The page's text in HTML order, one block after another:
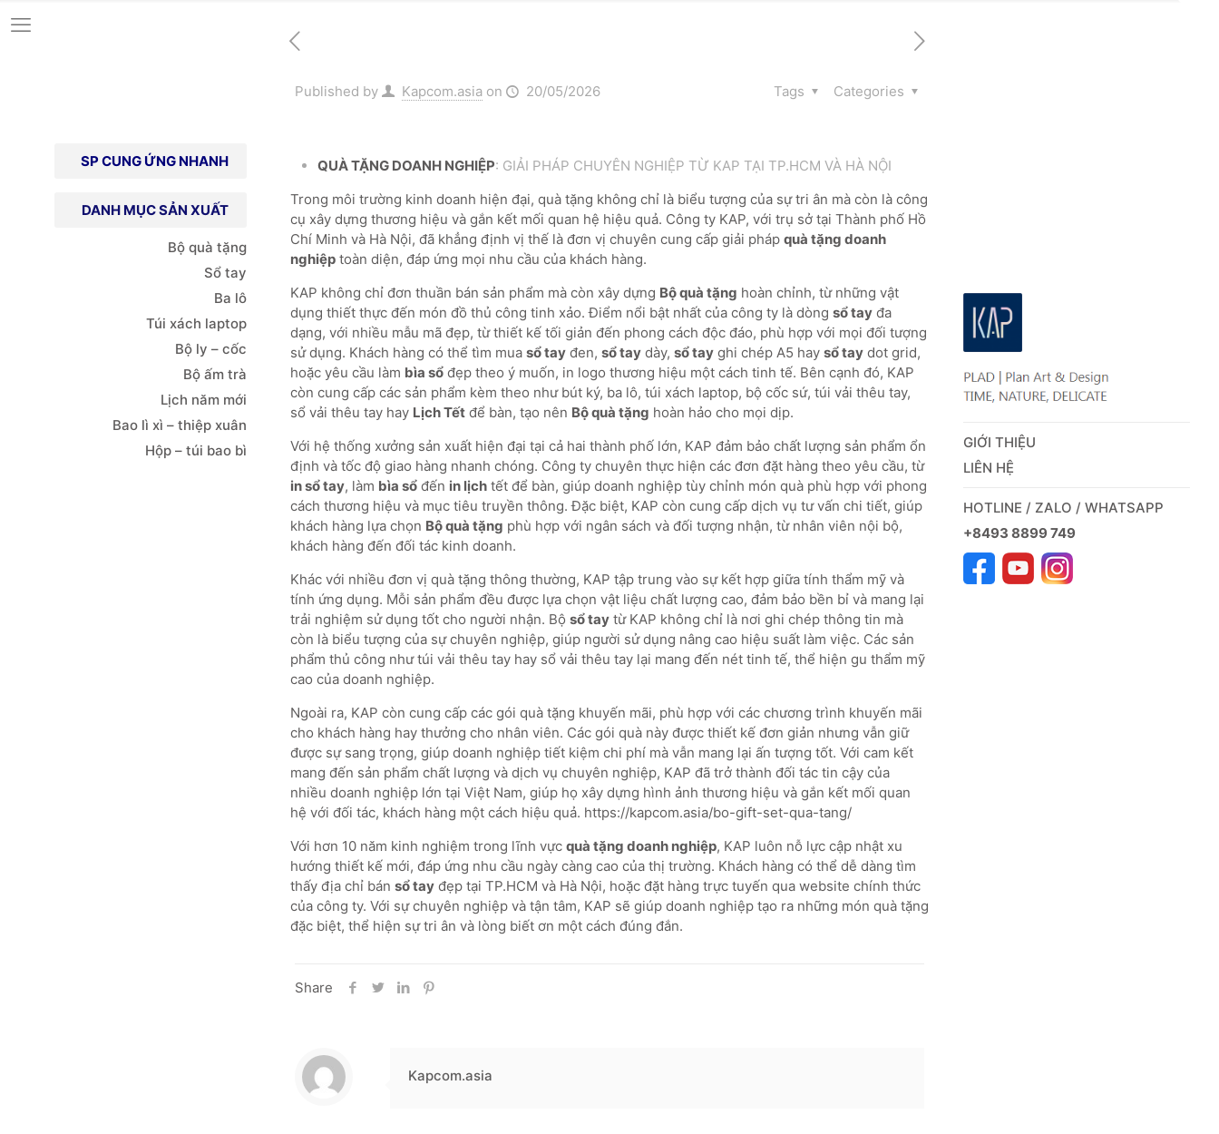
Published by Kapcom.asia on 20/05/2026 Categories
Tags
QUÀ TẶNG DOANH NGHIỆP: GIẢI PHÁP CHUYÊN NGHIỆP TỪ KAP TẠI TP.HCM VÀ HÀ NỘI
Trong môi trường kinh doanh hiện đại, quà tặng không chỉ là biểu tượng của sự tri ân mà còn là công
cụ xây dựng thương hiệu và gắn kết mối quan hệ hiệu quả. Công ty KAP, với trụ sở tại Thành phố Hồ
Chí Minh và Hà Nội, đã khẳng định vị thế là đơn vị chuyên cung cấp giải pháp quà tặng doanh
nghiệptoàn diện, đáp ứng mọi nhu cầu của khách hàng.
KAP không chỉ đơn thuần bán sản phẩm mà còn xây dựng Bộ quà tặng hoàn chỉnh, từ những vật
dụng thiết thực đến món đồ thủ công tinh xảo. Điểm nổi bật nhất của công ty là dòng sổ tayđa
dạng, với nhiều mẫu mã đẹp, từ thiết kế tối giản đến phong cách độc đáo, phù hợp với mọi đối tượng
sử dụng. Khách hàng có thể tìm mua sổ tayđen, sổ taydày, sổ tayghi chép A5 hay sổ taydot grid,
hoặc yêu cầu làm bìa sổđẹp theo ý muốn, in logo thương hiệu một cách tinh tế. Bên cạnh đó, KAP
còn cung cấp các sản phẩm kèm theo như bút ký, ba lô, túi xách laptop, bộ cốc sứ, túi vải thêu tay,
sổ vải thêu tay hay Lịch Tếtđể bàn, tạo nên Bộ quà tặng hoàn hảo cho mọi dịp.
Với hệ thống xưởng sản xuất hiện đại tại cả hai thành phố lớn, KAP đảm bảo chất lượng sản phẩm ổn
định và tốc độ giao hàng nhanh chóng. Công ty chuyên thực hiện các đơn đặt hàng theo yêu cầu, từ
in sổ tay, làm bìa sổđến in lịchtết để bàn, giúp doanh nghiệp tùy chỉnh món quà phù hợp với phong
cách thương hiệu và mục tiêu truyền thông. Đặc biệt, KAP còn cung cấp dịch vụ tư vấn chi tiết, giúp
khách hàng lựa chọn Bộ quà tặng phù hợp với ngân sách và đối tượng nhận, từ nhân viên nội bộ,
khách hàng đến đối tác kinh doanh.
Khác với nhiều đơn vị quà tặng thông thường, KAP tập trung vào sự kết hợp giữa tính thẩm mỹ và
tính ứng dụng. Mỗi sản phẩm đều được lựa chọn vật liệu chất lượng cao, đảm bảo bền bỉ và mang lại
trải nghiệm sử dụng tốt cho người nhận. Bộ sổ taytừ KAP không chỉ là nơi ghi chép thông tin mà
còn là biểu tượng của sự chuyên nghiệp, giúp người sử dụng nâng cao hiệu suất làm việc. Các sản
phẩm thủ công như túi vải thêu tay hay sổ vải thêu tay lại mang đến nét tinh tế, thể hiện gu thẩm mỹ
cao của doanh nghiệp.
Ngoài ra, KAP còn cung cấp các gói quà tặng khuyến mãi, phù hợp với các chương trình khuyến mãi
cho khách hàng hay thưởng cho nhân viên. Các gói quà này được thiết kế đơn giản nhưng vẫn giữ
được sự sang trọng, giúp doanh nghiệp tiết kiệm chi phí mà vẫn mang lại ấn tượng tốt. Với cam kết
mang đến sản phẩm chất lượng và dịch vụ chuyên nghiệp, KAP đã trở thành đối tác tin cậy của
nhiều doanh nghiệp lớn tại Việt Nam, giúp họ xây dựng hình ảnh thương hiệu và gắn kết mối quan
hệ với đối tác, khách hàng một cách hiệu quả. https://kapcom.asia/bo-gift-set-qua-tang/
Với hơn 10 năm kinh nghiệm trong lĩnh vực quà tặng doanh nghiệp, KAP luôn nỗ lực cập nhật xu
hướng thiết kế mới, đáp ứng nhu cầu ngày càng cao của thị trường. Khách hàng có thể dễ dàng tìm
thấy địa chỉ bán sổ tayđẹp tại TP.HCM và Hà Nội, hoặc đặt hàng trực tuyến qua website chính thức
của công ty. Với sự chuyên nghiệp và tận tâm, KAP sẽ giúp doanh nghiệp tạo ra những món quà tặng
đặc biệt, thể hiện sự tri ân và lòng biết ơn một cách đúng đắn.
Share
Kapcom.asia
SP CUNG ỨNG NHANH
DANH MỤC SẢN XUẤT
Bộ quà tặng
Sổ tay
Ba lô
Túi xách laptop
Bộ ly – cốc
Bộ ấm trà
Lịch năm mới
Bao lì xì – thiệp xuân
Hộp – túi bao bì
GIỚI THIỆU
LIÊN HỆ
HOTLINE / ZALO / WHATSAPP
+8493 8899 749